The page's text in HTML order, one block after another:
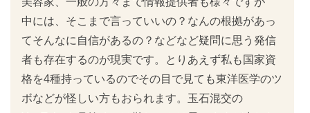
中には、そこまで言っていいの？なんの根拠があっ
てそんなに自信があるの？などなど疑問に思う発信
者も存在するのが現実です。とりあえず私も国家資
格を4種持っているのでその目で見ても東洋医学のツ
ボなどが怪しい方もおられます。玉石混交の